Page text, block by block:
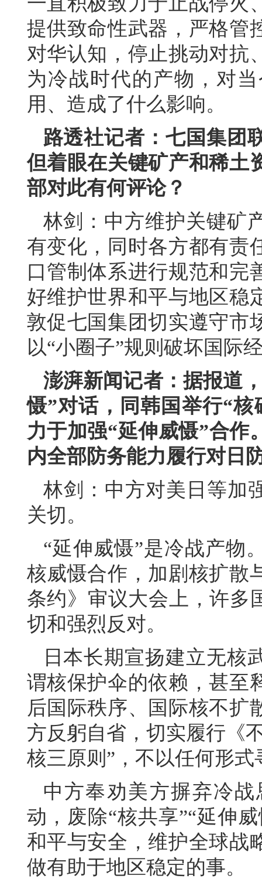
提供致命性武器，严格管
对华认知，停止挑动对抗
为冷战时代的产物，对
用、造成了什么影响。
路透社记者：七国集团
但着眼在关键矿产和稀土
部对此有何评论？
林剑：中方维护关键矿
有变化，同时各方都有责
口管制体系进行规范和完
好维护世界和平与地区稳
敦促七国集团切实遵守市
以“小圈子”规则破坏国际
澎湃新闻记者：据报道
慑”对话，同韩国举行“
力于加强“延伸威慑”合作
内全部防务能力履行对日
林剑：中方对美日等加
关切。
“延伸威慑”是冷战产物
核威慑合作，加剧核扩散
条约》审议大会上，许多
切和强烈反对。
日本长期宣扬建立无核
谓核保护伞的依赖，甚至
后国际秩序、国际核不扩
方反躬自省，切实履行《
核三原则”，不以任何形式
中方奉劝美方摒弃冷
动，废除“核共享”“延伸
和平与安全，维护全球战
做有助于地区稳定的事。